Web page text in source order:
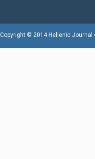
Copyright © 2014 Hellenic Journal